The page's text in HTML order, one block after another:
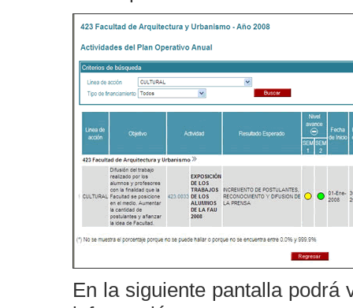
En la siguiente pantalla podrá